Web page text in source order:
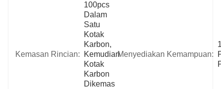
Kemasan Rincian:
100pcs
Dalam
Satu
Kotak
Karbon,
Kemudian
Kotak
Karbon
Dikemas
Menyediakan Kemampuan: